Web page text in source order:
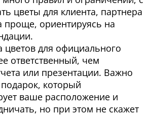
цветы для клиента, партнера
проще, ориентируясь на
для официального
ответственный, чем
или презентации. Важно
который
ваше расположение и
но при этом не скажет